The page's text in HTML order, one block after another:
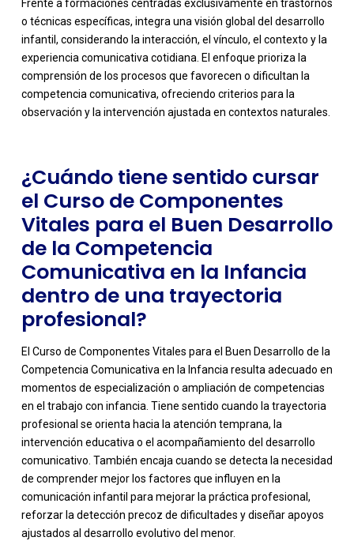
Frente a formaciones centradas exclusivamente en trastornos
o técnicas específicas, integra una visión global del desarrollo
infantil, considerando la interacción, el vínculo, el contexto y la
experiencia comunicativa cotidiana. El enfoque prioriza la
comprensión de los procesos que favorecen o dificultan la
competencia comunicativa, ofreciendo criterios para la
observación y la intervención ajustada en contextos naturales.
-
¿Cuándo tiene sentido cursar
el Curso de Componentes
Vitales para el Buen Desarrollo
de la Competencia
Comunicativa en la Infancia
dentro de una trayectoria
profesional?
El Curso de Componentes Vitales para el Buen Desarrollo de la
Competencia Comunicativa en la Infancia resulta adecuado en
momentos de especialización o ampliación de competencias
en el trabajo con infancia. Tiene sentido cuando la trayectoria
profesional se orienta hacia la atención temprana, la
intervención educativa o el acompañamiento del desarrollo
comunicativo. También encaja cuando se detecta la necesidad
de comprender mejor los factores que influyen en la
comunicación infantil para mejorar la práctica profesional,
reforzar la detección precoz de dificultades y diseñar apoyos
ajustados al desarrollo evolutivo del menor.